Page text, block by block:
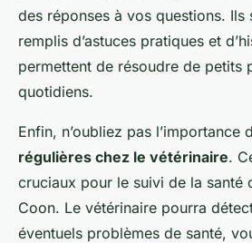
des réponses à vos questions. Ils
remplis d’astuces pratiques et
permettent de résoudre de petits
quotidiens.
Enfin, n’oubliez pas l’importance
régulières chez le vétérinaire.
cruciaux pour le suivi de la santé
Coon. Le vétérinaire pourra
éventuels problèmes de santé,